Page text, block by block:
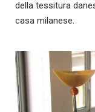
della tessitura
casa milanese.